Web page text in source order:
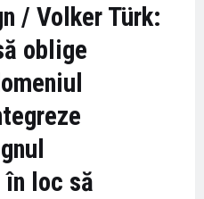
/ Volker Türk:
oblige
loc să